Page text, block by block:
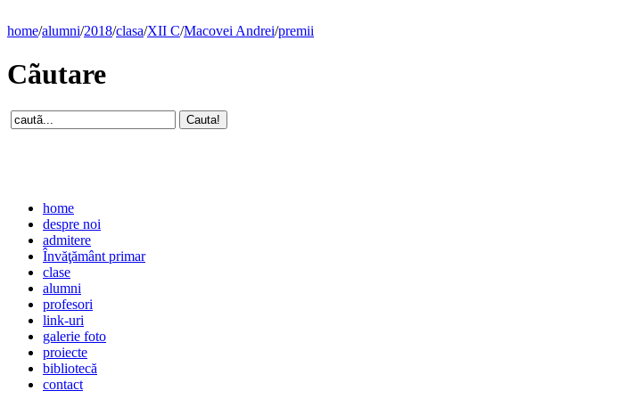
home/alumni/2018/clasa/XII C/Macovei Andrei/premii
Cãutare
home
despre noi
admitere
Învăţământ primar
clase
alumni
profesori
link-uri
galerie foto
proiecte
bibliotecă
contact